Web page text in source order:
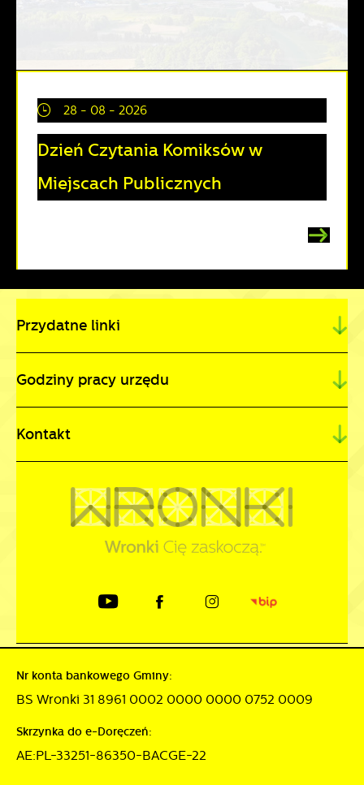
28 - 08 - 2026
Dzień Czytania Komiksów w
Miejscach Publicznych
Przydatne linki
Godziny pracy urzędu
Kontakt
Nr konta bankowego Gminy:
BS Wronki 31 8961 0002 0000 0000 0752 0009
Skrzynka do e-Doręczeń:
AE:PL-33251-86350-BACGE-22